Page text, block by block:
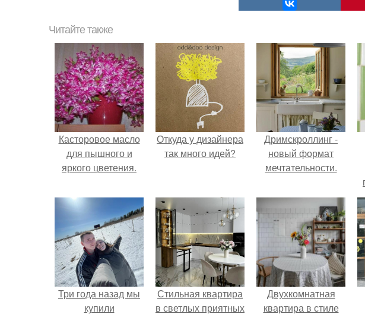
Читайте также
Касторовое масло
для пышного и
яркого цветения.
Откуда у дизайнера
так много идей?
Дримскроллинг -
новый формат
мечтательности.
Три года назад мы
купили
Стильная квартира
в светлых приятных
Двухкомнатная
квартира в стиле